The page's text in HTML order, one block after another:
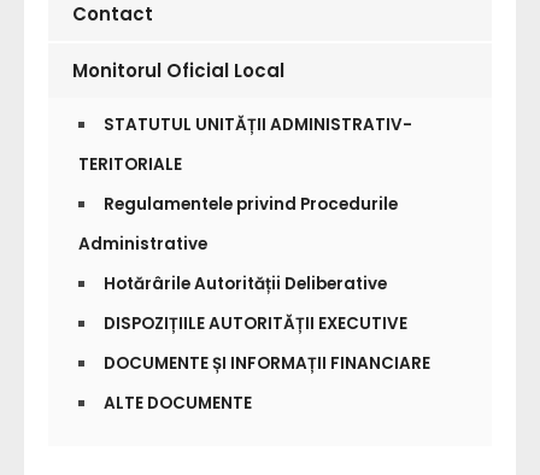
Contact
Monitorul Oficial Local
STATUTUL UNITĂȚII ADMINISTRATIV-
TERITORIALE
Regulamentele privind Procedurile
Administrative
Hotărârile Autorității Deliberative
DISPOZIȚIILE AUTORITĂȚII EXECUTIVE
DOCUMENTE ȘI INFORMAȚII FINANCIARE
ALTE DOCUMENTE